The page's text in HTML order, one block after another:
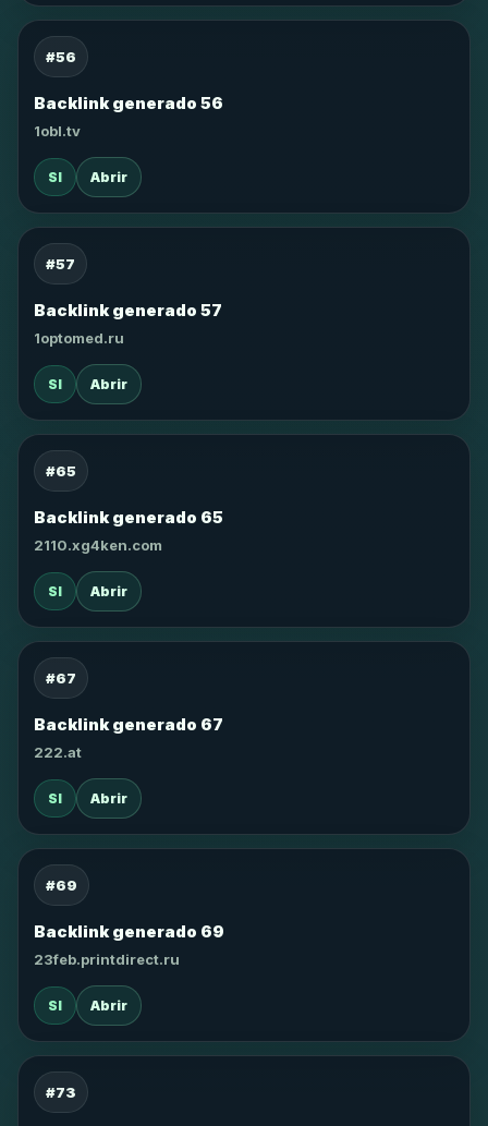
#56
Backlink generado 56
1obl.tv
SI Abrir
#57
Backlink generado 57
1optomed.ru
SI Abrir
#65
Backlink generado 65
2110.xg4ken.com
SI Abrir
#67
Backlink generado 67
222.at
SI Abrir
#69
Backlink generado 69
23feb.printdirect.ru
SI Abrir
#73